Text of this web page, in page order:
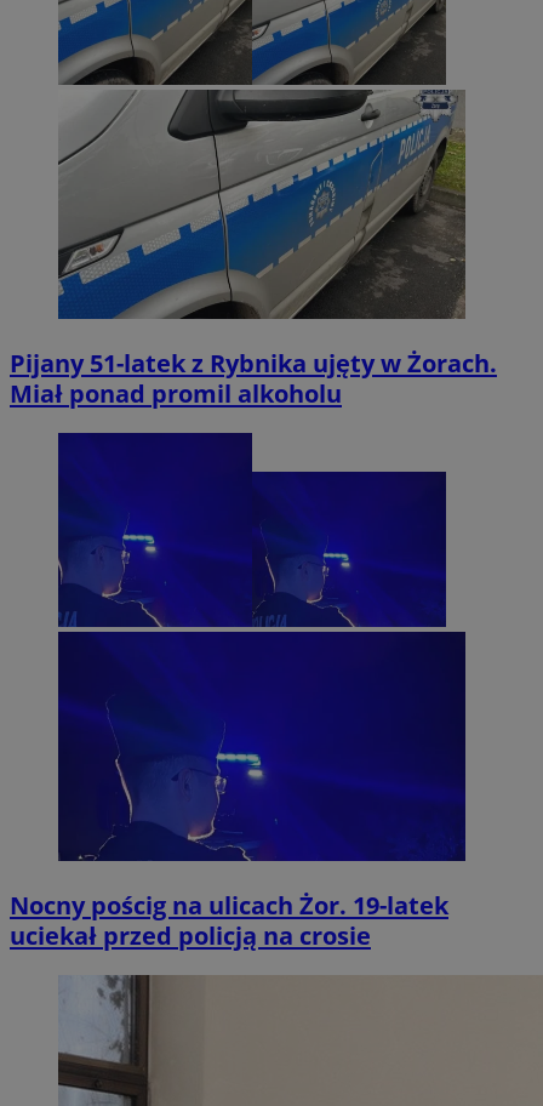
Pijany 51-latek z Rybnika ujęty w Żorach.
Miał ponad promil alkoholu
Nocny pościg na ulicach Żor. 19-latek
uciekał przed policją na crosie